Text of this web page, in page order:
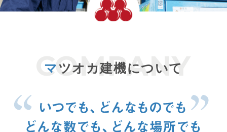
マツオカ建機について